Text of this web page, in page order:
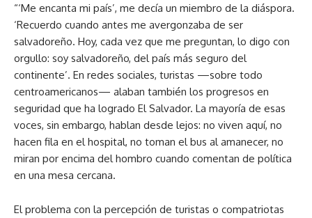
“‘Me encanta mi país’, me decía un miembro de la diáspora.
‘Recuerdo cuando antes me avergonzaba de ser
salvadoreño. Hoy, cada vez que me preguntan, lo digo con
orgullo: soy salvadoreño, del país más seguro del
continente’. En redes sociales, turistas —sobre todo
centroamericanos— alaban también los progresos en
seguridad que ha logrado El Salvador. La mayoría de esas
voces, sin embargo, hablan desde lejos: no viven aquí, no
hacen fila en el hospital, no toman el bus al amanecer, no
miran por encima del hombro cuando comentan de política
en una mesa cercana.
El problema con la percepción de turistas o compatriotas